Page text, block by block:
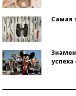
Самая